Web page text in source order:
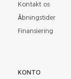
Kontakt os
Åbningstider
Finansiering
KONTO